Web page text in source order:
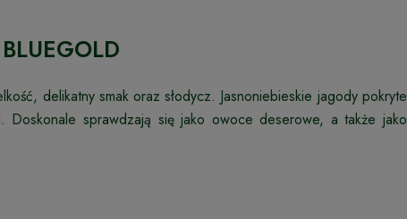
delikatny smak oraz słodycz. Jasnoniebieskie jagody pokryte
Doskonale sprawdzają się jako owoce deserowe, a także jako